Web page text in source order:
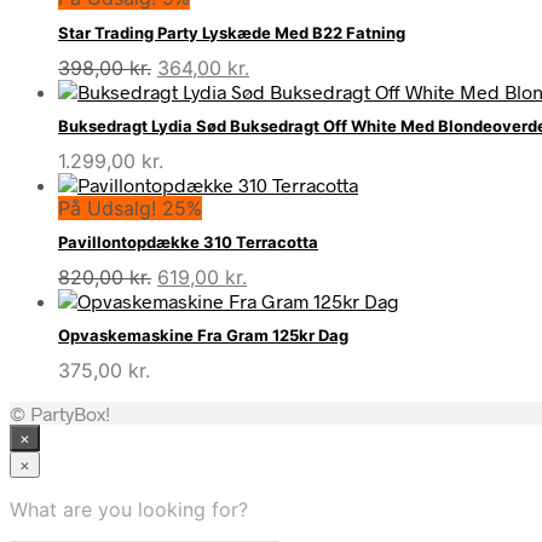
Star Trading Party Lyskæde Med B22 Fatning
398,00kr. Den
oprindelige
pris
var:
398,00 kr..
364,00 kr.
aktuelle
pris
er:
Buksedragt Lydia Sød Buksedragt Off White Med
1.299,00 kr.
På Udsalg! 25%
Pavillontopdække 310 Terracotta
820,00kr. Den
oprindelige
pris
var:
619,00 kr.
aktuelle
pris
er:
Opvaskemaskine Fra Gram 125kr Dag
375,00 kr.
© PartyBox!
×
×
What are you looking for?